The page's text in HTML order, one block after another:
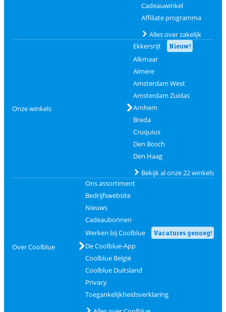
Cadeauwinkel
Affiliate programma
Alles over zakelijk
Onze winkels
Ekkersrijt Nieuw!
Alkmaar
Almere
Amsterdam West
Amsterdam Zuidas
Arnhem
Breda
Cruquius
Den Bosch
Den Haag
Bekijk al onze 22 winkels
Over Coolblue
Ons assortiment
Bedrijfswebsite
Nieuws
Cadeaubonnen
Werken bij Coolblue
Vacatures genoeg!
De Coolblue-App
Coolblue België
Coolblue Duitsland
Privacy
Toegankelijkheidsverklaring